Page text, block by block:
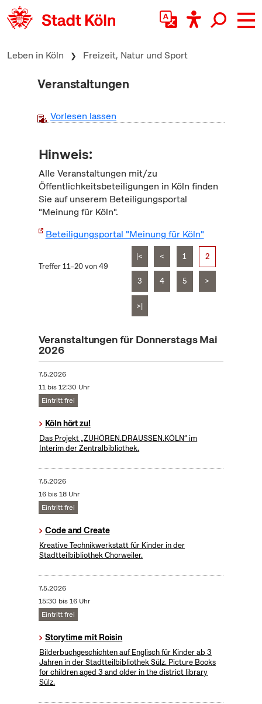
zum Inhalt springen
Leben in Köln Freizeit, Natur und Sport
Veranstaltungen
Vorlesen lassen
Hinweis:
Alle Veranstaltungen mit/zu
Öffentlichkeitsbeteiligungen in Köln finden
Sie auf unserem Beteiligungsportal
"Meinung für Köln".
Beteiligungsportal "Meinung für Köln"
Treffer 11–20 von 49
|< < 1 2
3 4 5 >
>|
Veranstaltungen für Donnerstags Mai
2026
7.5.2026
11 bis 12:30 Uhr
Eintritt frei
Köln hört zu!
Das Projekt „ZUHÖREN.DRAUSSEN.KÖLN“ im
Interim der Zentralbibliothek.
7.5.2026
16 bis 18 Uhr
Eintritt frei
Code and Create
Kreative Technikwerkstatt für Kinder in der
Stadtteilbibliothek Chorweiler.
7.5.2026
15:30 bis 16 Uhr
Eintritt frei
Storytime mit Roisin
Bilderbuchgeschichten auf Englisch für Kinder ab 3
Jahren in der Stadtteilbibliothek Sülz. Picture Books
for children aged 3 and older in the district library
Sülz.